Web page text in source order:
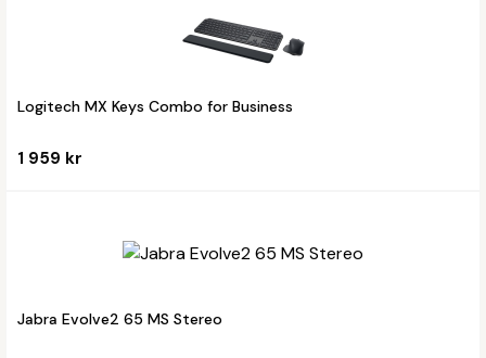
Logitech MX Keys Combo for Business
1 959 kr
Jabra Evolve2 65 MS Stereo